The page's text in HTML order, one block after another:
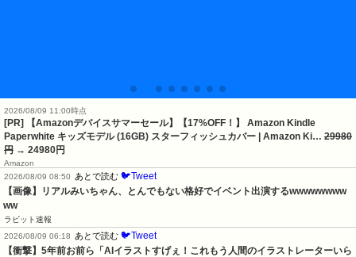
2026/08/09 11:00時点
[PR] 【Amazonデバイスサマーセール】【17%OFF！】 Amazon Kindle
Paperwhite キッズモデル (16GB) スターフィッシュカバー | Amazon Ki… 29980
円 → 24980円
Amazon
2026/08/09 08:50
あとで読む 🐦Tweet
【画像】リアルみいちゃん、とんでもない格好でイベント出演するwwwwwwww
ww
ラビット速報
2026/08/09 06:18
あとで読む 🐦Tweet
【衝撃】5年前お前ら「AIイラストすげぇ！これもう人間のイラストレーターいら